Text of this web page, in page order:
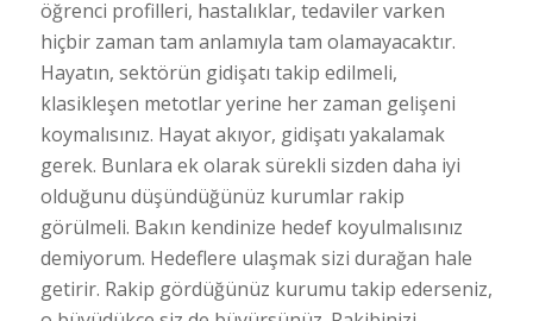
öğrenci profilleri, hastalıklar, tedaviler varken
hiçbir zaman tam anlamıyla tam olamayacaktır.
Hayatın, sektörün gidişatı takip edilmeli,
klasikleşen metotlar yerine her zaman gelişeni
koymalısınız. Hayat akıyor, gidişatı yakalamak
gerek. Bunlara ek olarak sürekli sizden daha iyi
olduğunu düşündüğünüz kurumlar rakip
görülmeli. Bakın kendinize hedef koyulmalısınız
demiyorum. Hedeflere ulaşmak sizi durağan hale
getirir. Rakip gördüğünüz kurumu takip ederseniz,